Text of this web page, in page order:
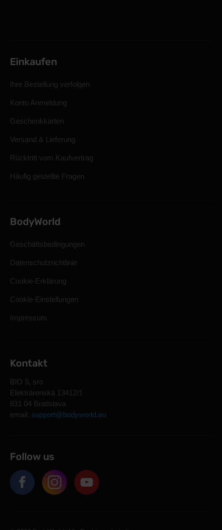
Einkaufen
Ihre Bestellung verfolgen
Konto Anmeldung
Geschenkkarten
Versand & Lieferung
Rücktritt vom Kaufvertrag
Häufig gestellte Fragen
BodyWorld
Geschäftsbedingungen
Datenschutzrichtlinie
Cookie-Erklärung
Cookie-Einstellungen
Impressum
Kontakt
BIO 5, sro
Elektrárenská 13412/1
831 04 Bratislava
email: support@bodyworld.eu
Follow us